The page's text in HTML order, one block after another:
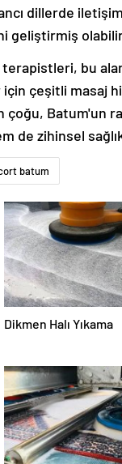
dillerde
geliştirmiş
terapistleri, bu
çeşitli masaj
Batum'un
de zihinsel
batum
Dikmen Halı Yıkama